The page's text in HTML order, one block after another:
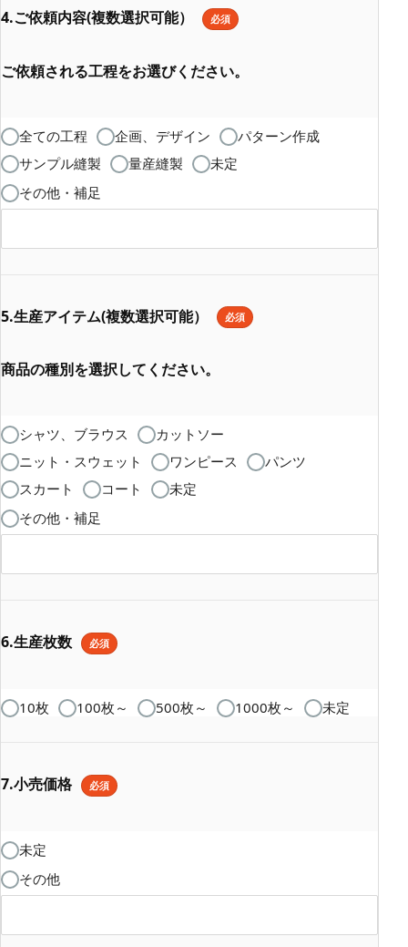
4.ご依頼内容(複数選択可能） 必須
ご依頼される工程をお選びください。
全ての工程 企画、デザイン
パターン作成
サンプル縫製
量産縫製
未定
その他・補足
5.生産アイテム(複数選択可能） 必須
商品の種別を選択してください。
シャツ、ブラウス
カットソー
ニット・スウェット
ワンピース
パンツ
スカート
コート
未定
その他・補足
6.生産枚数 必須
10枚 100枚～ 500枚～ 1000枚～ 未定
7.小売価格 必須
未定
その他